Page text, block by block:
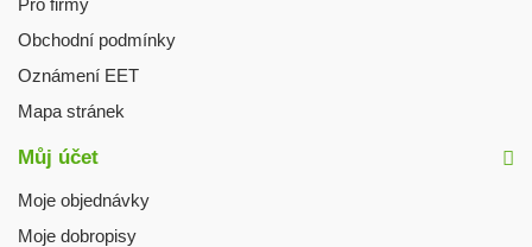
Obchodní podmínky
Oznámení EET
Mapa stránek
Můj účet
Moje objednávky
Moje dobropisy